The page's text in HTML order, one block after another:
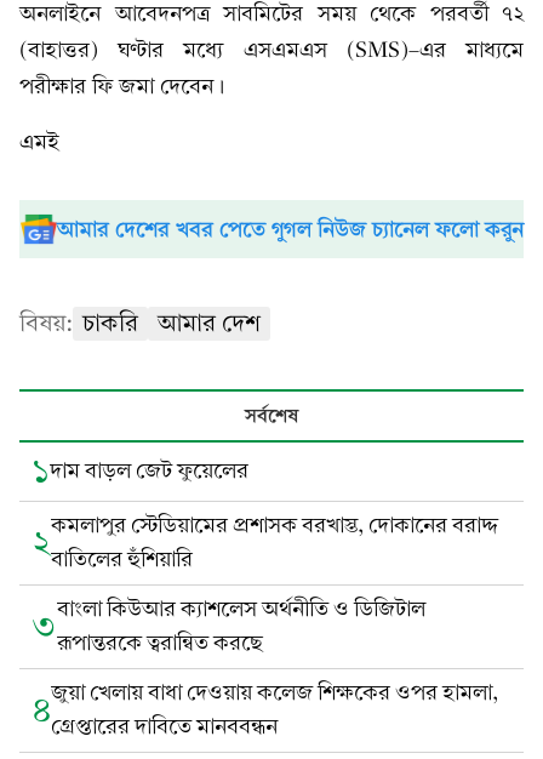
অনলাইনে আবেদনপত্র সাবমিটের সময় থেকে পরবর্তী ৭২
(বাহাত্তর) ঘণ্টার মধ্যে এসএমএস (SMS)–এর মাধ্যমে
পরীক্ষার ফি জমা দেবেন।
এমই
আমার দেশের খবর পেতে গুগল নিউজ চ্যানেল ফলো করুন
বিষয়: চাকরি আমার দেশ
সর্বশেষ
১দাম বাড়ল জেট ফুয়েলের
২কমলাপুর স্টেডিয়ামের প্রশাসক বরখাস্ত, দোকানের বরাদ্দ
বাতিলের হুঁশিয়ারি
৩বাংলা কিউআর ক্যাশলেস অর্থনীতি ও ডিজিটাল
রূপান্তরকে ত্বরান্বিত করছে
৪জুয়া খেলায় বাধা দেওয়ায় কলেজ শিক্ষকের ওপর হামলা,
গ্রেপ্তারের দাবিতে মানববন্ধন